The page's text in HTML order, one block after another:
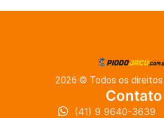
2026 © Todos os direitos
Contato
(41) 9 9640-3639